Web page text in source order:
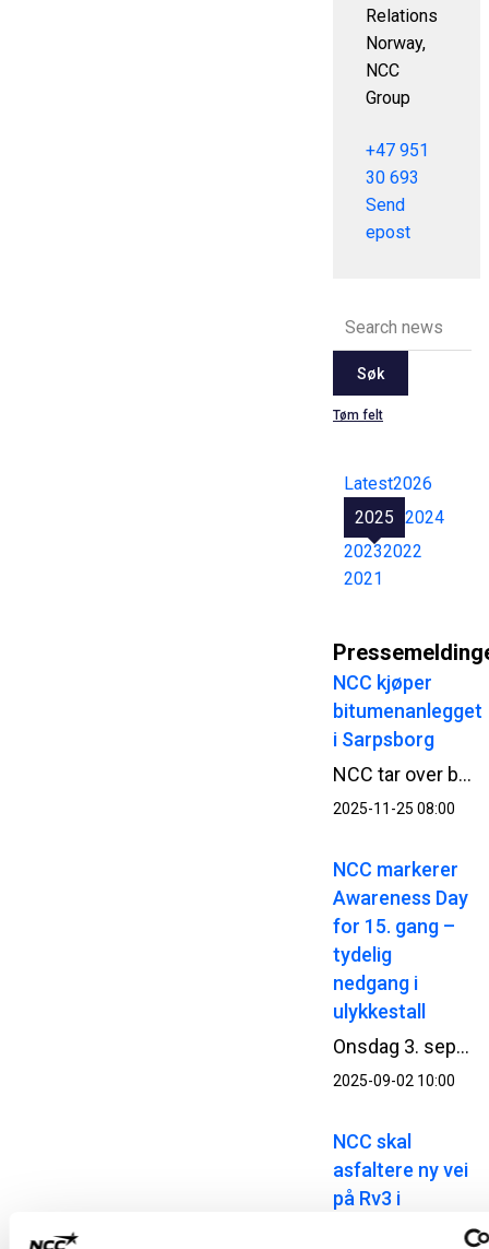
Relations
Norway,
NCC
Group
+47 951
30 693
Send
epost
Søk
Tøm felt
Latest2026
2025 2024
20232022
2021
NCC kjøper
bitumenanlegget
i Sarpsborg
NCC tar over bitumenanlegget på Greåker i Sarpsborg. Med kjøpet styrker NCC kapasiteten for bitumenleveranser til asfaltvirksomheten på Østlandet.
2025-11-25 08:00
NCC markerer
Awareness Day
for 15. gang –
tydelig
nedgang i
ulykkestall
Onsdag 3. september kl. 09.00 stanser NCC arbeidet på alle sine arbeidsplasser i Norge, Sverige, Danmark og Finland for å markere Awareness Day – en felles sikkerhetsdag som har vært en viktig del av NCC sitt HMS-arbeid i 15 år. Årets tema setter søkelys på risikofylt atferd og hvordan dette kan forebygges.
2025-09-02 10:00
NCC skal
asfaltere ny vei
på Rv3 i